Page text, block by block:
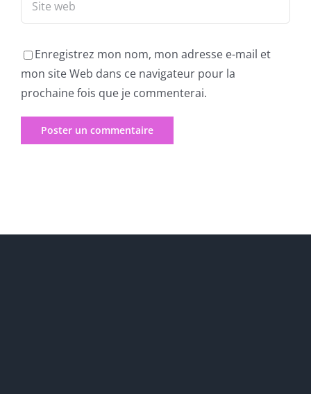
Enregistrez mon nom, mon adresse e-mail et
mon site Web dans ce navigateur pour la
prochaine fois que je commenterai.